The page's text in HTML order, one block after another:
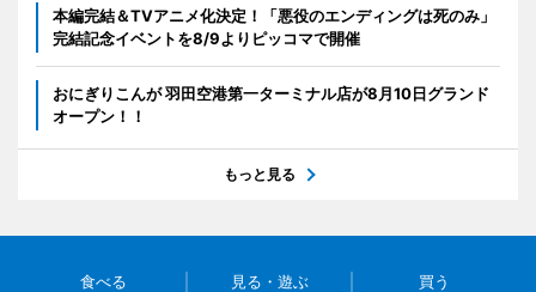
本編完結＆TVアニメ化決定！「悪役のエンディングは死のみ」
完結記念イベントを8/9よりピッコマで開催
おにぎりこんが 羽田空港第一ターミナル店が8月10日グランド
オープン！！
もっと見る
食べる 見る・遊ぶ 買う